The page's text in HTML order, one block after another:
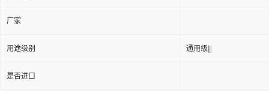
厂家
用途级别 通用级|||
是否进口